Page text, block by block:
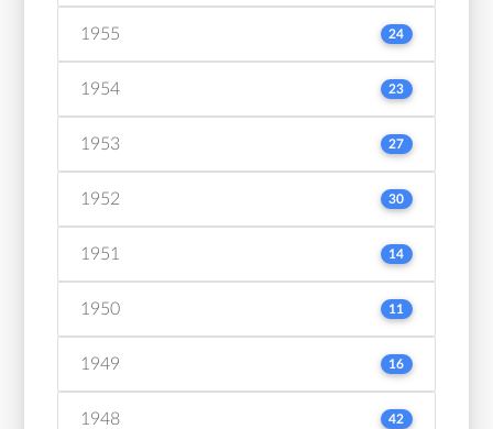
1955 24
1954 23
1953 27
1952 30
1951 14
1950 11
1949 16
1948 42